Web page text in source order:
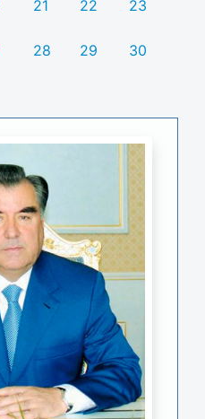
21 22 23
28 29 30